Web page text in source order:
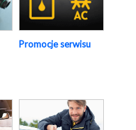
Promocje serwisu